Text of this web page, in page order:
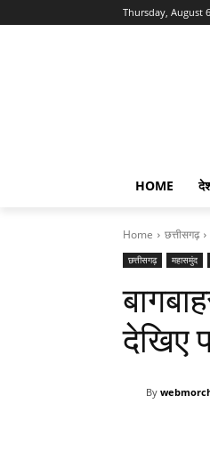
Thursday, August
HOME
Home छत्तीसगढ़
छत्तीसगढ़ महासमुंद
देखिए
By